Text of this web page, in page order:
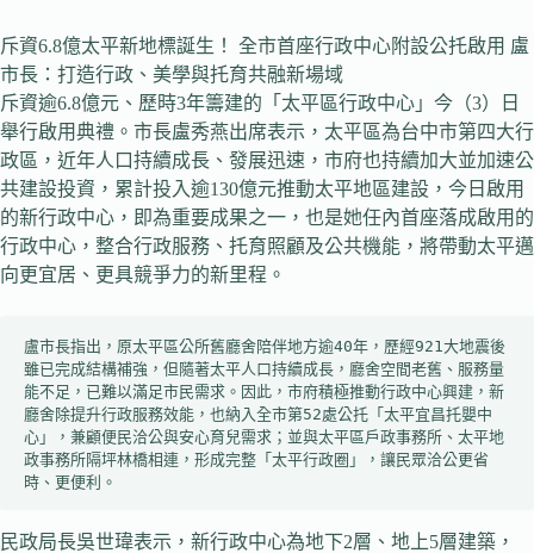
斥資6.8億太平新地標誕生！ 全市首座行政中心附設公托啟用 盧
市長：打造行政、美學與托育共融新場域
斥資逾6.8億元、歷時3年籌建的「太平區行政中心」今（3）日
舉行啟用典禮。市長盧秀燕出席表示，太平區為台中市第四大行
政區，近年人口持續成長、發展迅速，市府也持續加大並加速公
共建設投資，累計投入逾130億元推動太平地區建設，今日啟用
的新行政中心，即為重要成果之一，也是她任內首座落成啟用的
行政中心，整合行政服務、托育照顧及公共機能，將帶動太平邁
向更宜居、更具競爭力的新里程。
盧市長指出，原太平區公所舊廳舍陪伴地方逾40年，歷經921大地震後
雖已完成結構補強，但隨著太平人口持續成長，廳舍空間老舊、服務量
能不足，已難以滿足市民需求。因此，市府積極推動行政中心興建，新
廳舍除提升行政服務效能，也納入全市第52處公托「太平宜昌托嬰中
心」，兼顧便民洽公與安心育兒需求；並與太平區戶政事務所、太平地
政事務所隔坪林橋相連，形成完整「太平行政圈」，讓民眾洽公更省
時、更便利。
民政局長吳世瑋表示，新行政中心為地下2層、地上5層建築，